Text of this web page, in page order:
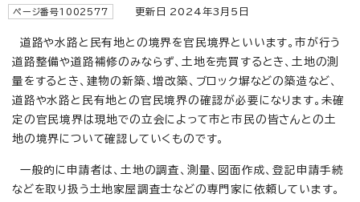
ページ番号1002577 更新日 2024年3月5日
道路や水路と民有地との境界を官民境界といいます。市が行う
道路整備や道路補修のみならず、土地を売買するとき、土地の測
量をするとき、建物の新築、増改築、ブロック塀などの築造など、
道路や水路と民有地との官民境界の確認が必要になります。未確
定の官民境界は現地での立会によって市と市民の皆さんとの土
地の境界について確認していくものです。
一般的に申請者は、土地の調査、測量、図面作成、登記申請手続
などを取り扱う土地家屋調査士などの専門家に依頼しています。